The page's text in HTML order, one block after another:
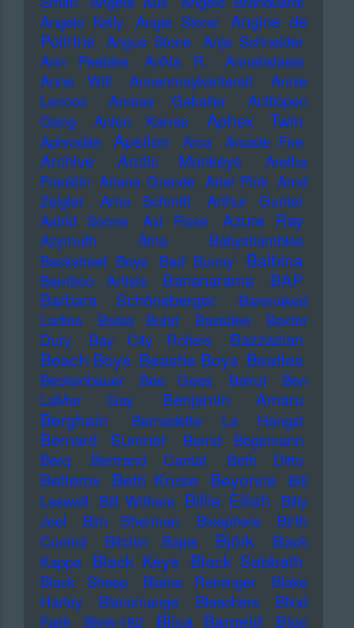
Angelo Kelly
Angie Stone
Angine de
Poitrine Angus Stone Anja Schneider
Ann Peebles
AnNa R.
Annahstasia
Anne Will
Annenmaykantereit
Annie
Lennox
Anreas Gabalier
Antilopen
Gang
Anton Karras Aphex Twin
Aphrodite Apsilon Arca Arcade Fire
Archive Arctic Monkeys
Aretha
Franklin Ariana Grande Ariel Pink Arnd
Zeigler
Arno Schmitt
Arthur Gunter
Astrid Sonne
Axl Rose Azure Ray
Azymuth Ätna
Babyshambles
Backstreet Boys
Bad Bunny Balbina
Bamboo Artists Bananarama
BAP
Barbara Schöneberger
Barenaked
Ladies
Basia Bulat Bassdee
Baxter
Dury
Bay City Rollers Bazzazian
Beach Boys Beastie Boys Beatles
Beckenbauer Bee Gees Beirut
Ben
LaMar Gay
Benjamin Amaru
Berghain Bernadette La Hengst
Bernard Sumner
Bernd Begemann
Berq
Bertrand Cantat Beth Ditto
Betterov Betti Kruse Beyonce
Bill
Laswell
Bill Withers Billie Eilish
Billy
Joel
Bim Sherman Biosphere
Birth
Control
Bitchin Bajas Björk
Black
Kappa Black Keys Black Sabbath
Black Sheep Blaine Reininger
Blake
Harley
Blancmange Bleachers
Blind
Faith
Blink-182 Blixa Bargeld Bloc